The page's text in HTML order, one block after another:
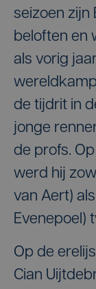
seizoen zijn
beloften en
als vorig
de tijdrit in
jonge
de profs.
werd hij
van Aert)
Evenepoel)
Op de
Cian